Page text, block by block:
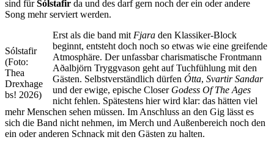
sind fürSólstafir da und des darf gern noch der ein oder andere
Song mehr serviert werden.
Sólstafir
(Foto:
Thea
Drexhage
bs! 2026)
Erst als die band mit Fjara den Klassiker-Block
beginnt, entsteht doch noch so etwas wie eine greifende
Atmosphäre. Der unfassbar charismatische Frontmann
Aðalbjörn Tryggvason geht auf Tuchfühlung mit den
Gästen. Selbstverständlich dürfen Ótta, Svartir Sandar
und der ewige, epische Closer Godess Of The Ages
nicht fehlen. Spätestens hier wird klar: das hätten viel
mehr Menschen sehen müssen. Im Anschluss an den Gig lässt es
sich die Band nicht nehmen, im Merch und Außenbereich noch den
ein oder anderen Schnack mit den Gästen zu halten.